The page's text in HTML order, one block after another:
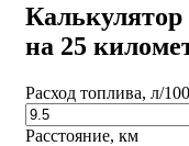
Калькулятор
на 25
Расход топлива, л/
Расстояние, км